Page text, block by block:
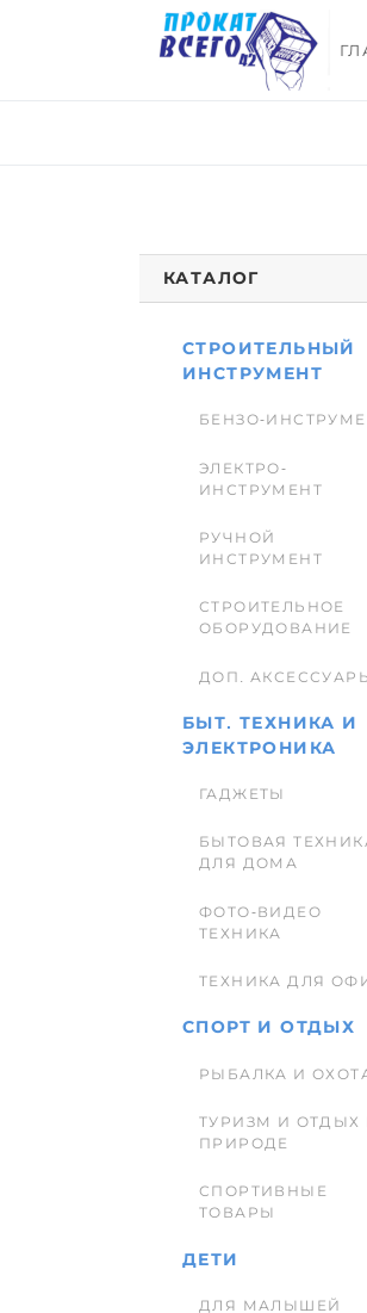
КАТАЛОГ
СТРОИТЕЛЬНЫЙ
ИНСТРУМЕНТ
БЕНЗО-
ЭЛЕКТРО-
ИНСТРУМЕНТ
РУЧНОЙ
ИНСТРУМЕНТ
СТРОИТЕЛЬНОЕ
ОБОРУДОВАНИЕ
ДОП.
БЫТ. ТЕХНИКА И
ЭЛЕКТРОНИКА
ГАДЖЕТЫ
БЫТОВАЯ
ДЛЯ ДОМА
ФОТО-ВИДЕО
ТЕХНИКА
ТЕХНИКА ДЛЯ
СПОРТ И ОТДЫХ
РЫБАЛКА И
ТУРИЗМ И ОТДЫХ
ПРИРОДЕ
СПОРТИВНЫЕ
ТОВАРЫ
ДЕТИ
ДЛЯ МАЛЫШЕЙ